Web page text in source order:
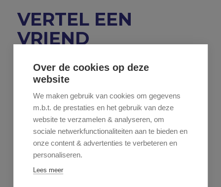
VERTEL EEN
VRIEND
Over de cookies op deze
website
We maken gebruik van cookies om gegevens
m.b.t. de prestaties en het gebruik van deze
website te verzamelen & analyseren, om
sociale netwerkfunctionaliteiten aan te bieden en
onze content & advertenties te verbeteren en
personaliseren.
Lees meer